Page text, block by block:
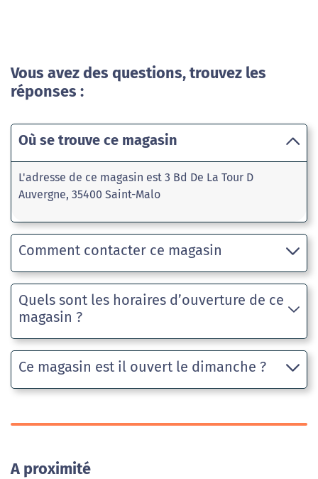
Vous avez des questions, trouvez les
réponses :
Où se trouve ce magasin
L'adresse de ce magasin est 3 Bd De La Tour D
Auvergne, 35400 Saint-Malo
Comment contacter ce magasin
Quels sont les horaires d’ouverture de ce
magasin ?
Ce magasin est il ouvert le dimanche ?
A proximité